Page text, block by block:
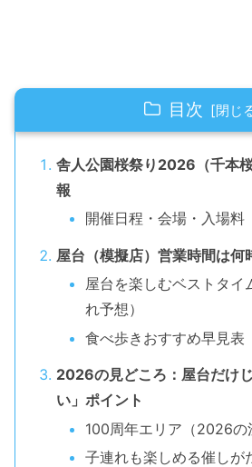
目次
舎人公園桜祭り2026（千本
報
開催日程・会場・入場料
屋台（模擬店）営業時間は何
屋台を楽しむベストタイ
れ予想）
食べ歩きおすすめ早見表
2026の見どころ：屋台だけ
い」ポイント
100周年エリア（2026の
子連れも楽しめる催しが